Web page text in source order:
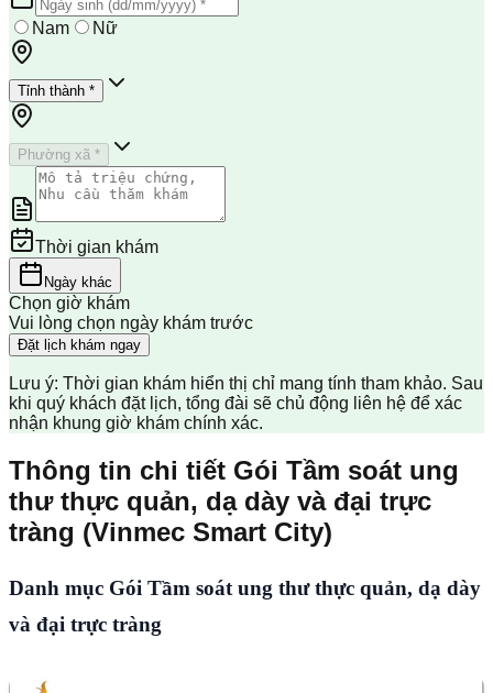
Nam Nữ
Tỉnh thành *
Phường xã *
Thời gian khám
Ngày khác
Chọn giờ khám
Vui lòng chọn ngày khám trước
Đặt lịch khám ngay
Lưu ý: Thời gian khám hiển thị chỉ mang tính tham khảo. Sau
khi quý khách đặt lịch, tổng đài sẽ chủ động liên hệ để xác
nhận khung giờ khám chính xác.
Thông tin chi tiết Gói Tầm soát ung
thư thực quản, dạ dày và đại trực
tràng (Vinmec Smart City)
Danh mục Gói Tầm soát ung thư thực quản, dạ dày
và đại trực tràng